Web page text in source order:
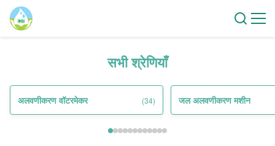
सभी श्रेणियाँ
अलवणीकरण वॉटरमेकर (34) जल अलवणीकरण मशीन